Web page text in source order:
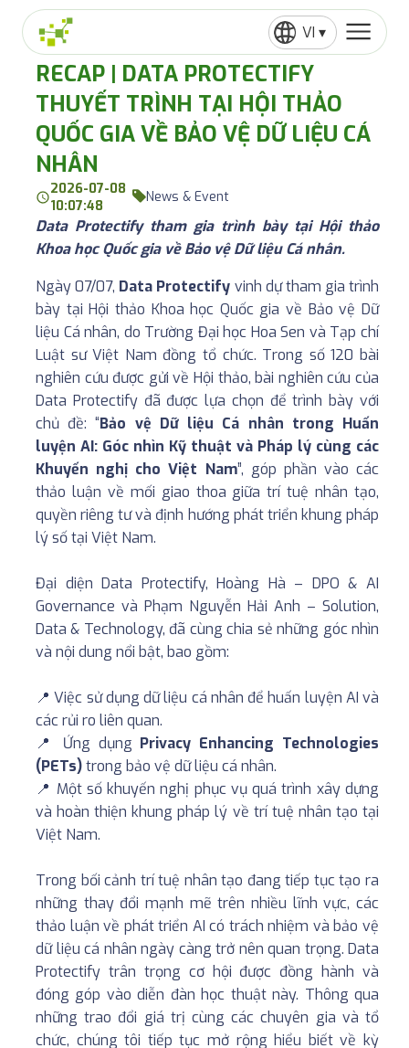
RECAP | DATA PROTECTIFY
THUYẾT TRÌNH TẠI HỘI THẢO
QUỐC GIA VỀ BẢO VỆ DỮ LIỆU CÁ
NHÂN
2026-07-08
10:07:48
News & Event
Data Protectify tham gia trình bày tại Hội thảo
Khoa học Quốc gia về Bảo vệ Dữ liệu Cá nhân.
Ngày 07/07, Data Protectify vinh dự tham gia trình
bày tại Hội thảo Khoa học Quốc gia về Bảo vệ Dữ
liệu Cá nhân, do Trường Đại học Hoa Sen và Tạp chí
Luật sư Việt Nam đồng tổ chức. Trong số 120 bài
nghiên cứu được gửi về Hội thảo, bài nghiên cứu của
Data Protectify đã được lựa chọn để trình bày với
chủ đề: “Bảo vệ Dữ liệu Cá nhân trong Huấn
luyện AI: Góc nhìn Kỹ thuật và Pháp lý cùng các
Khuyến nghị cho Việt Nam”, góp phần vào các
thảo luận về mối giao thoa giữa trí tuệ nhân tạo,
quyền riêng tư và định hướng phát triển khung pháp
lý số tại Việt Nam. ⁣
Đại diện Data Protectify, Hoàng Hà – DPO & AI
Governance và Phạm Nguyễn Hải Anh – Solution,
Data & Technology, đã cùng chia sẻ những góc nhìn
và nội dung nổi bật, bao gồm: ⁣
📍 Việc sử dụng dữ liệu cá nhân để huấn luyện AI và
các rủi ro liên quan. ⁣
📍 Ứng dụng Privacy Enhancing Technologies
(PETs)trong bảo vệ dữ liệu cá nhân. ⁣
📍 Một số khuyến nghị phục vụ quá trình xây dựng
và hoàn thiện khung pháp lý về trí tuệ nhân tạo tại
Việt Nam. ⁣
Trong bối cảnh trí tuệ nhân tạo đang tiếp tục tạo ra
những thay đổi mạnh mẽ trên nhiều lĩnh vực, các
thảo luận về phát triển AI có trách nhiệm và bảo vệ
dữ liệu cá nhân ngày càng trở nên quan trọng. Data
Protectify trân trọng cơ hội được đồng hành và
đóng góp vào diễn đàn học thuật này. Thông qua
những trao đổi giá trị cùng các chuyên gia và tổ
chức, chúng tôi tiếp tục mở rộng hiểu biết về kỳ
VI ▾